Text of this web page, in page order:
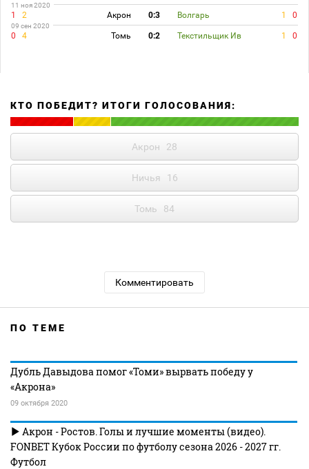
11 ноя 2020
1 2 Акрон 0:3 Волгарь 1 0
09 сен 2020
0 4 Томь 0:2 Текстильщик Ив 1 0
КТО ПОБЕДИТ? ИТОГИ ГОЛОСОВАНИЯ:
Акрон 28
Ничья 16
Томь 84
Комментировать
ПО ТЕМЕ
Дубль Давыдова помог «Томи» вырвать победу у
«Акрона»
09 октября 2020
Акрон - Ростов. Голы и лучшие моменты (видео).
FONBET Кубок России по футболу сезона 2026 - 2027 гг.
Футбол